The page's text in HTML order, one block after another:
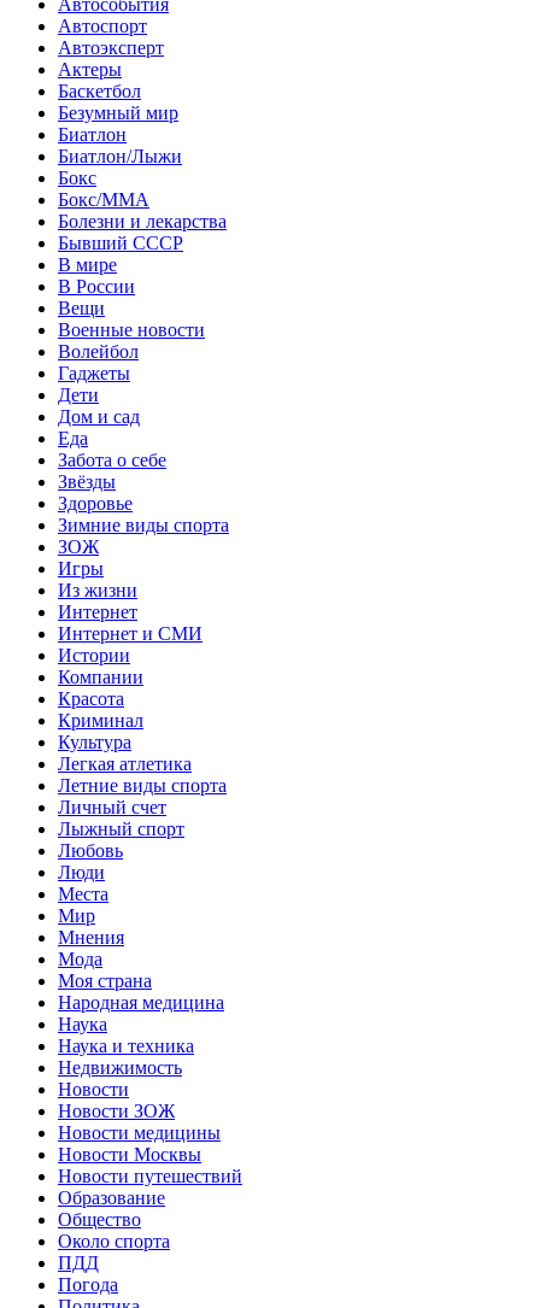
Автособытия
Автоспорт
Автоэксперт
Актеры
Баскетбол
Безумный мир
Биатлон
Биатлон/Лыжи
Бокс
Бокс/MMA
Болезни и лекарства
Бывший СССР
В мире
В России
Вещи
Военные новости
Волейбол
Гаджеты
Дети
Дом и сад
Еда
Забота о себе
Звёзды
Здоровье
Зимние виды спорта
ЗОЖ
Игры
Из жизни
Интернет
Интернет и СМИ
Истории
Компании
Красота
Криминал
Культура
Легкая атлетика
Летние виды спорта
Личный счет
Лыжный спорт
Любовь
Люди
Места
Мир
Мнения
Мода
Моя страна
Народная медицина
Наука
Наука и техника
Недвижимость
Новости
Новости ЗОЖ
Новости медицины
Новости Москвы
Новости путешествий
Образование
Общество
Около спорта
ПДД
Погода